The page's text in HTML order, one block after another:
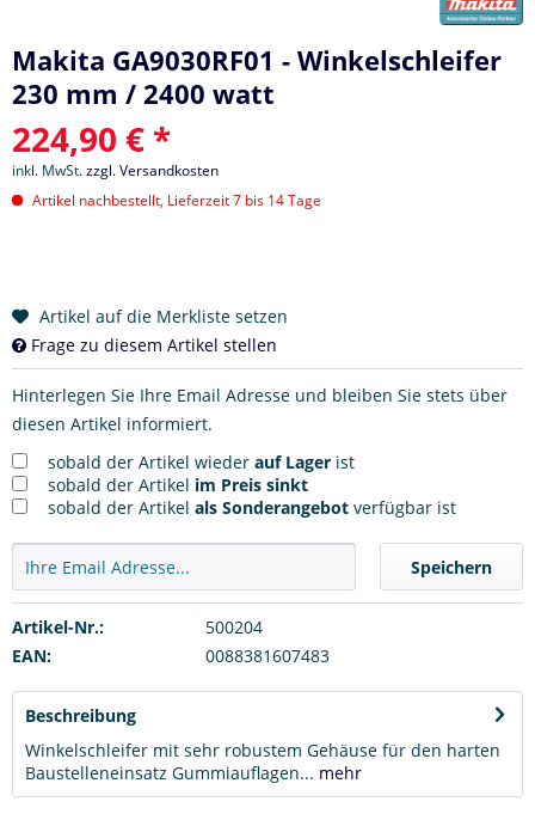
Makita GA9030RF01 - Winkelschleifer
230 mm / 2400 watt
224,90 € *
inkl. MwSt.zzgl. Versandkosten
Artikel nachbestellt, Lieferzeit 7 bis 14 Tage
Artikel auf die Merkliste setzen
Frage zu diesem Artikel stellen
Hinterlegen Sie Ihre Email Adresse und bleiben Sie stets über
diesen Artikel informiert.
sobald der Artikel wieder auf Lager ist
sobald der Artikel im Preis sinkt
sobald der Artikel als Sonderangebot verfügbar ist
Speichern
Artikel-Nr.:
500204
EAN:
0088381607483
Beschreibung
Winkelschleifer mit sehr robustem Gehäuse für den harten
Baustelleneinsatz Gummiauflagen... mehr